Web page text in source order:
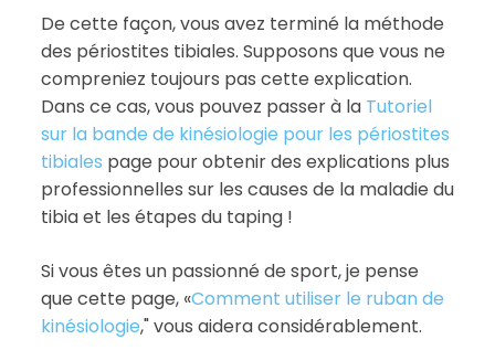
De cette façon, vous avez terminé la méthode
des périostites tibiales. Supposons que vous ne
compreniez toujours pas cette explication.
Dans ce cas, vous pouvez passer à la Tutoriel
sur la bande de kinésiologie pour les périostites
tibiales page pour obtenir des explications plus
professionnelles sur les causes de la maladie du
tibia et les étapes du taping !
Si vous êtes un passionné de sport, je pense
que cette page, «Comment utiliser le ruban de
kinésiologie," vous aidera considérablement.